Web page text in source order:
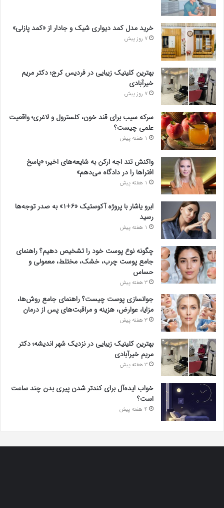
خرید مدل کمد دیواری شیک و جادار از «کمد پازلی»
7 روز پیش
بهترین کلینیک زیبایی در فردیس کرج؛ دکتر مریم
خیرآبادی
7 روز پیش
سرکه سیب برای قند خون، کلسترول و لاغری؛ واقعیت
علمی چیست؟
1 هفته پیش
واکنش تند اجه ارکن به شایعه‌های اخیر؛ «پاسخ
افتراها را در دادگاه می‌دهم»
1 هفته پیش
ابرو یاشار با پروژه آکوستیک «۶+۱» به صدر توجه‌ها
رسید
1 هفته پیش
چگونه نوع پوست خود را تشخیص دهیم؟ راهنمای
جامع پوست چرب، خشک، مختلط، معمولی و
حساس
3 هفته پیش
جوانسازی پوست چیست؟ راهنمای جامع روش‌ها،
مزایا، عوارض، هزینه و مراقبت‌های پس از درمان
3 هفته پیش
بهترین کلینیک زیبایی در نزدیک شهر اندیشه؛ دکتر
مریم خیرآبادی
3 هفته پیش
خواب ایده‌آل برای کندتر شدن پیری بدن چند ساعت
است؟
4 هفته پیش